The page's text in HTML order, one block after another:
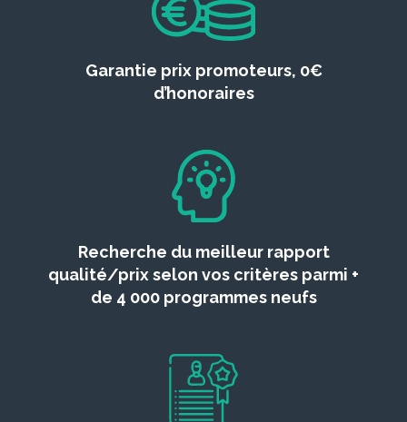
Garantie prix promoteurs, 0€
d’honoraires
Recherche du meilleur rapport
qualité/prix selon vos critères parmi +
de 4 000 programmes neufs